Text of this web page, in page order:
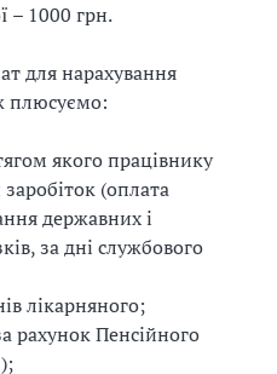
– 1000 грн.
для нарахування
плюсуємо:
якого працівнику
(оплата
державних і
за дні службового
лікарняного;
рахунок Пенсійного
);